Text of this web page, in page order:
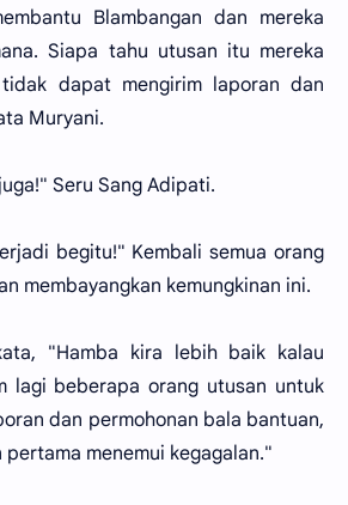
Blambangan dan mereka
Siapa tahu utusan itu mereka
dapat mengirim laporan dan
Muryani.
Seru Sang Adipati.
begitu!" Kembali semua orang
membayangkan kemungkinan ini.
"Hamba kira lebih baik kalau
lagi beberapa orang utusan untuk
dan permohonan bala bantuan,
menemui kegagalan."